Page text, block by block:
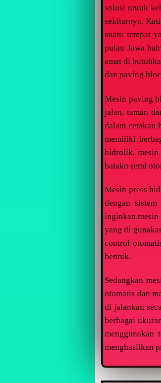
solusi untuk
sekitarnya.
suatu tempat
pulau Jawa
amat di
dan paving
Mesin paving
jalan, taman
dalam cetakan
memiliki
hidrolik, mesin
batako semi
Mesin press
dengan
yang di
control
bentuk.
Sedangkan
otomatis dan
di jalankan
berbagai
menggunakan
menghasilkan